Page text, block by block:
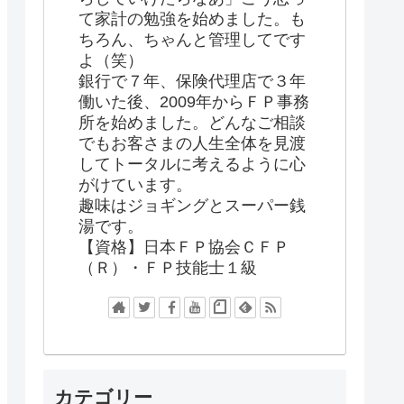
て家計の勉強を始めました。も
ちろん、ちゃんと管理してです
よ（笑）
銀行で７年、保険代理店で３年
働いた後、2009年からＦＰ事務
所を始めました。どんなご相談
でもお客さまの人生全体を見渡
してトータルに考えるように心
がけています。
趣味はジョギングとスーパー銭
湯です。
【資格】日本ＦＰ協会ＣＦＰ
（Ｒ）・ＦＰ技能士１級
カテゴリー